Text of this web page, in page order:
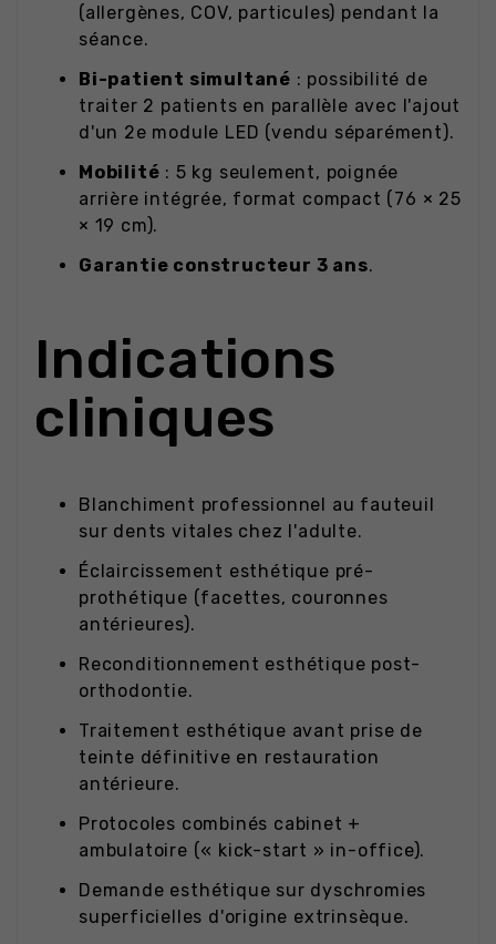
(allergènes, COV, particules) pendant la
séance.
Bi-patient simultané : possibilité de
traiter 2 patients en parallèle avec l'ajout
d'un 2e module LED (vendu séparément).
Mobilité : 5 kg seulement, poignée
arrière intégrée, format compact (76 × 25
× 19 cm).
Garantie constructeur 3 ans.
Indications
cliniques
Blanchiment professionnel au fauteuil
sur dents vitales chez l'adulte.
Éclaircissement esthétique pré-
prothétique (facettes, couronnes
antérieures).
Reconditionnement esthétique post-
orthodontie.
Traitement esthétique avant prise de
teinte définitive en restauration
antérieure.
Protocoles combinés cabinet +
ambulatoire (« kick-start » in-office).
Demande esthétique sur dyschromies
superficielles d'origine extrinsèque.